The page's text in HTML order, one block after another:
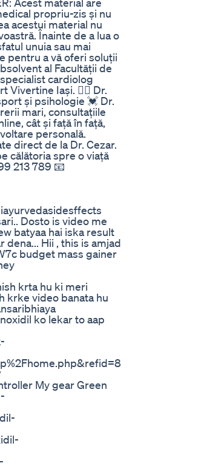
propriu-zis și nu
acestui material nu
Înainte de a lua o
unuia sau mai
pentru a vă oferi soluții
al Facultății de
cardiolog
Vivertine Iași. 👨‍⚕ Dr.
și psihologie 💓 Dr.
mari, consultațiile
cât și față în față,
personală.
direct de la Dr. Cezar.
călătoria spre o viață
213 789 📧
Dosto is video me
batyaa hai iska result
Hii , this is amjad
budget mass gainer
krta hu ki meri
krke video banata hu
ko lekar to aap
My gear Green